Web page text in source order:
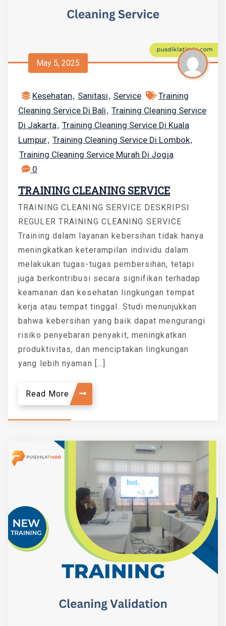
May 5, 2025
Kesehatan, Sanitasi, Service
Training
Cleaning Service Di Bali, Training Cleaning Service
Di Jakarta, Training Cleaning Service Di Kuala
Lumpur, Training Cleaning Service Di Lombok,
Training Cleaning Service Murah Di Jogja
0
TRAINING CLEANING SERVICE
TRAINING CLEANING SERVICE DESKRIPSI
REGULER TRAINING CLEANING SERVICE
Training dalam layanan kebersihan tidak hanya
meningkatkan keterampilan individu dalam
melakukan tugas-tugas pembersihan, tetapi
juga berkontribusi secara signifikan terhadap
keamanan dan kesehatan lingkungan tempat
kerja atau tempat tinggal. Studi menunjukkan
bahwa kebersihan yang baik dapat mengurangi
risiko penyebaran penyakit, meningkatkan
produktivitas, dan menciptakan lingkungan
yang lebih nyaman […]
Read More